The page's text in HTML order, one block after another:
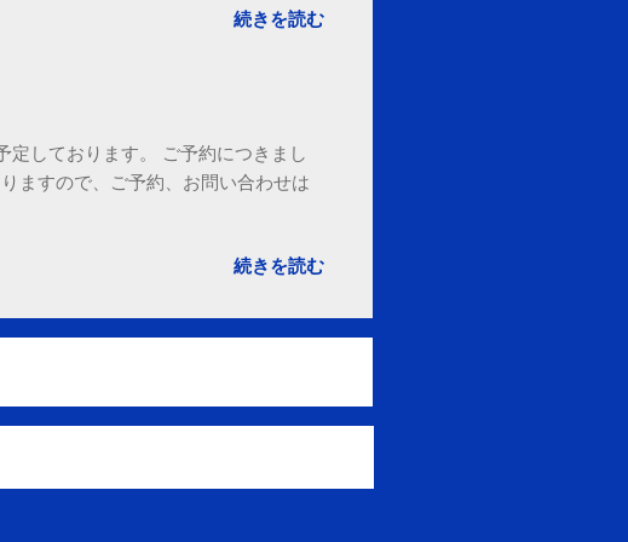
続きを読む
定しております。 ご予約につきまし
ますので、ご予約、お問い合わせは
続きを読む